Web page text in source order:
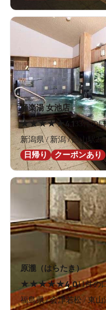
極楽湯 女池店
★★★★★4.1
33件の
新潟県 / 新潟 / 白山駅
日帰り
クーポンあり
原瀧（はらたき）
★★★★★4.011件の
福島県 / 会津若松 / 東山